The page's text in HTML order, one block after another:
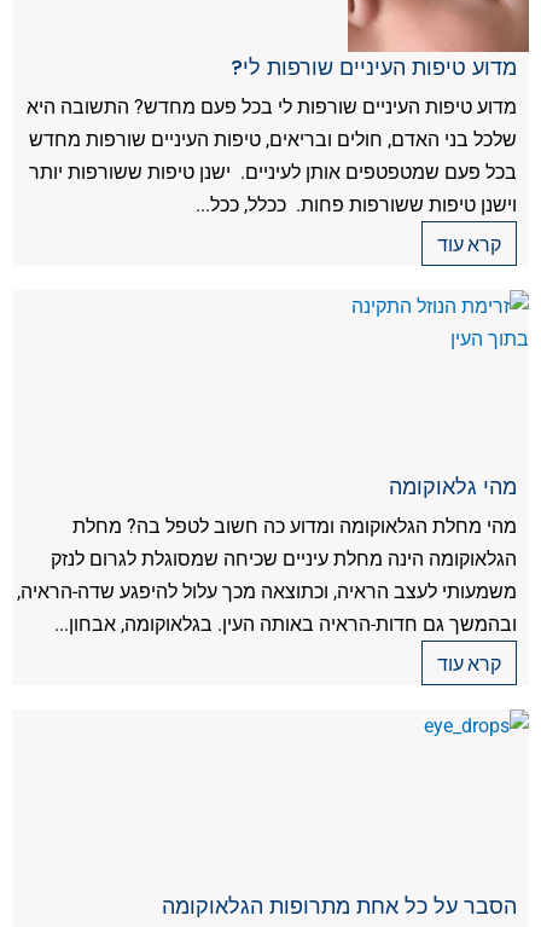
מדוע טיפות העיניים שורפות לי?
מדוע טיפות העיניים שורפות לי בכל פעם מחדש? התשובה היא
שלכל בני האדם, חולים ובריאים, טיפות העיניים שורפות מחדש
בכל פעם שמטפטפים אותן לעיניים. ישנן טיפות ששורפות יותר
וישנן טיפות ששורפות פחות. ככלל, ככל...
קרא עוד
מהי גלאוקומה
מהי מחלת הגלאוקומה ומדוע כה חשוב לטפל בה? מחלת
הגלאוקומה הינה מחלת עיניים שכיחה שמסוגלת לגרום לנזק
משמעותי לעצב הראיה, וכתוצאה מכך עלול להיפגע שדה-הראיה,
ובהמשך גם חדות-הראיה באותה העין. בגלאוקומה, אבחון...
קרא עוד
הסבר על כל אחת מתרופות הגלאוקומה